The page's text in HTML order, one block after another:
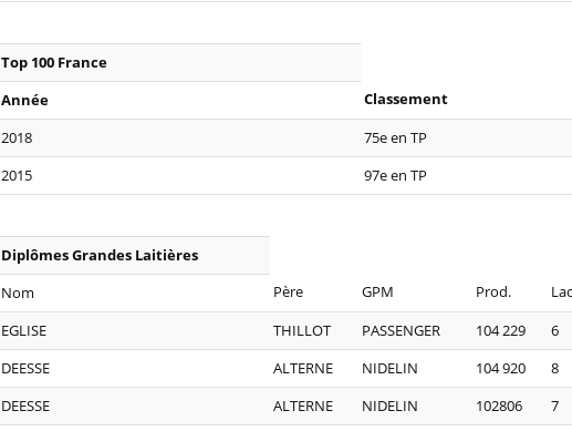
Top 100 France
Année
Classement
2018
75e en TP
2015
97e en TP
Diplômes Grandes Laitières
Nom
Père GPM Prod.
EGLISE
THILLOT PASSENGER 104 229 6
DEESSE
ALTERNE NIDELIN 104 920 8
DEESSE
ALTERNE NIDELIN 102806 7